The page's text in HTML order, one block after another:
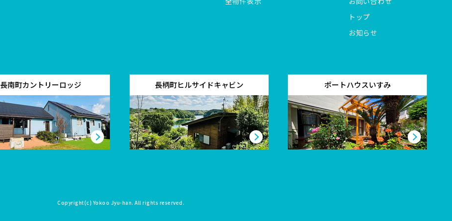
トップ
お知らせ
長南町カントリーロッジ 長柄町ヒルサイドキャビン ポートハウスいすみ
Copyright(c)Yokoo Jyu-han. All rights reserved.